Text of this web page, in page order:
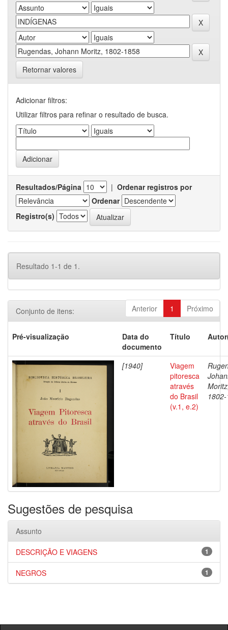
Retornar valores
Adicionar filtros:
Utilizar filtros para refinar o resultado de busca.
Resultados/Página | Ordenar registros por
Ordenar
Registro(s)
Resultado 1-1 de 1.
Anterior 1 Próximo
Conjunto de itens:
Pré-visualização
Data do
documento
Título
[1940]
Viagem
pitoresca
através
do Brasil
(v.1, e.2)
Sugestões de pesquisa
Assunto
1
DESCRIÇÃO E VIAGENS
1
NEGROS